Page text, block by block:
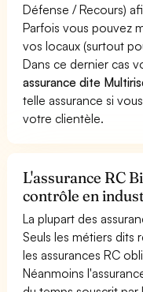
Défense / Recours)
Parfois vous pouvez
vos locaux (surtout
Dans ce dernier cas
assurance dite
telle assurance si
votre clientèle.
L'assurance RC
contrôle en
La plupart des
Seuls les métiers
les assurances RC
Néanmoins